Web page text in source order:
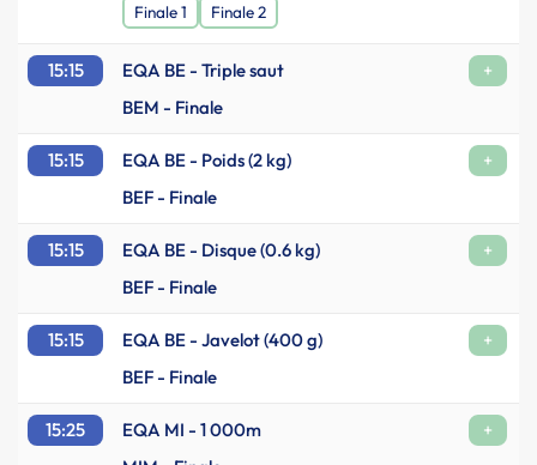
Finale 1 Finale 2
15:15 EQA BE - Triple saut
+
BEM - Finale
15:15 EQA BE - Poids (2 kg)
+
BEF - Finale
15:15 EQA BE - Disque (0.6 kg)
+
BEF - Finale
15:15 EQA BE - Javelot (400 g)
+
BEF - Finale
15:25 EQA MI - 1 000m
+